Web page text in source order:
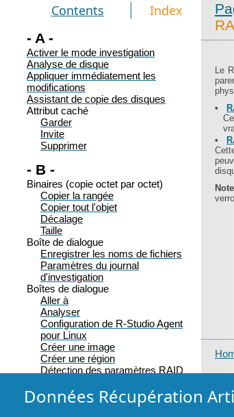
Contents Index
- A -
Activer le mode investigation
Analyse de disque
Appliquer immédiatement les
modifications
Assistant de copie des disques
Attribut caché
Garder
Invite
Supprimer
- B -
Binaires (copie octet par octet)
Copier la rangée
Copier tout l'objet
Décalage
Taille
Boîte de dialogue
Enregistrer les noms de fichiers
Paramètres du journal
d'investigation
Boîtes de dialogue
Aller à
Analyser
Configuration de R-Studio Agent
pour Linux
Créer une image
Créer une région
Détection des paramètres RAID
distance
Enregistrer le fichier d'information
Le
•
•
Données Récupération